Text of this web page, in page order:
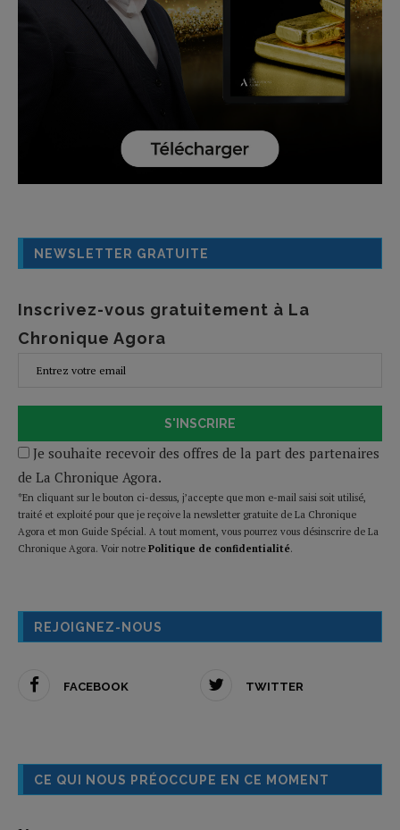
NEWSLETTER GRATUITE
Inscrivez-vous gratuitement à La
Chronique Agora
S'INSCRIRE
Je souhaite recevoir des offres de la part des partenaires
de La Chronique Agora.
*En cliquant sur le bouton ci-dessus, j’accepte que mon e-mail saisi soit utilisé,
traité et exploité pour que je reçoive la newsletter gratuite de La Chronique
Agora et mon Guide Spécial. A tout moment, vous pourrez vous désinscrire de La
Chronique Agora. Voir notre Politique de confidentialité.
REJOIGNEZ-NOUS
FACEBOOK TWITTER
CE QUI NOUS PRÉOCCUPE EN CE MOMENT